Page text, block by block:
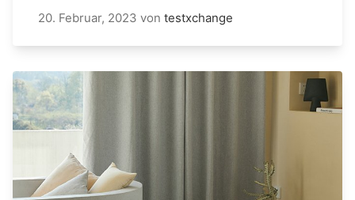
20. Februar, 2023 von testxchange